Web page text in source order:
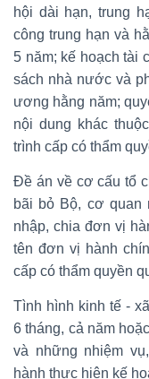
hội dài hạn, trung
công trung hạn và
5 năm; kế hoạch tài
sách nhà nước và
ương hằng năm;
nội dung khác
trình cấp có thẩm
Đề án về cơ cấu tổ
bãi bỏ Bộ, cơ quan
nhập, chia đơn vị
tên đơn vị hành
cấp có thẩm quyền
Tình hình kinh tế -
6 tháng, cả năm
và những nhiệm
hành thực hiện kế